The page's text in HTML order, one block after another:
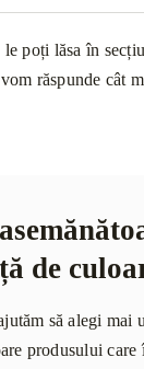
poți lăsa în
răspunde cât
de
să alegi mai
produsului care